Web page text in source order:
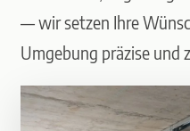
— wir setzen Ihre
Umgebung präzise und